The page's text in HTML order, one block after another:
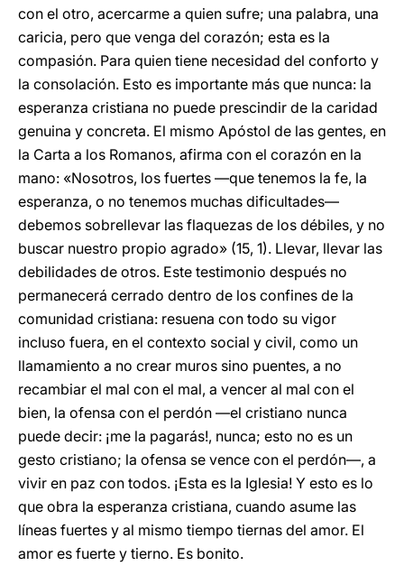
con el otro, acercarme a quien sufre; una palabra, una
caricia, pero que venga del corazón; esta es la
compasión. Para quien tiene necesidad del conforto y
la consolación. Esto es importante más que nunca: la
esperanza cristiana no puede prescindir de la caridad
genuina y concreta. El mismo Apóstol de las gentes, en
la Carta a los Romanos, afirma con el corazón en la
mano: «Nosotros, los fuertes —que tenemos la fe, la
esperanza, o no tenemos muchas dificultades—
debemos sobrellevar las flaquezas de los débiles, y no
buscar nuestro propio agrado» (15, 1). Llevar, llevar las
debilidades de otros. Este testimonio después no
permanecerá cerrado dentro de los confines de la
comunidad cristiana: resuena con todo su vigor
incluso fuera, en el contexto social y civil, como un
llamamiento a no crear muros sino puentes, a no
recambiar el mal con el mal, a vencer al mal con el
bien, la ofensa con el perdón —el cristiano nunca
puede decir: ¡me la pagarás!, nunca; esto no es un
gesto cristiano; la ofensa se vence con el perdón—, a
vivir en paz con todos. ¡Esta es la Iglesia! Y esto es lo
que obra la esperanza cristiana, cuando asume las
líneas fuertes y al mismo tiempo tiernas del amor. El
amor es fuerte y tierno. Es bonito.